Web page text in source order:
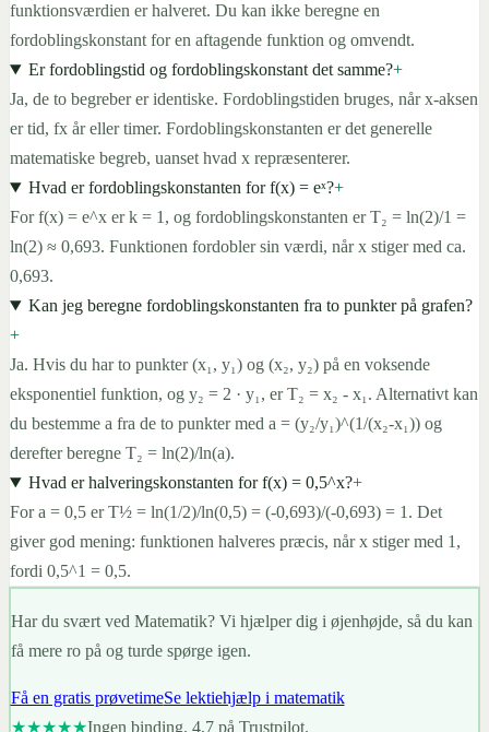
funktionsværdien er halveret. Du kan ikke beregne en
fordoblingskonstant for en aftagende funktion og omvendt.
Er fordoblingstid og fordoblingskonstant det samme?+
Ja, de to begreber er identiske. Fordoblingstiden bruges, når x-aksen
er tid, fx år eller timer. Fordoblingskonstanten er det generelle
matematiske begreb, uanset hvad x repræsenterer.
Hvad er fordoblingskonstanten for f(x) = eˣ?+
For f(x) = e^x er k = 1, og fordoblingskonstanten er T₂ = ln(2)/1 =
ln(2) ≈ 0,693. Funktionen fordobler sin værdi, når x stiger med ca.
0,693.
Kan jeg beregne fordoblingskonstanten fra to punkter på grafen?
+
Ja. Hvis du har to punkter (x₁, y₁) og (x₂, y₂) på en voksende
eksponentiel funktion, og y₂ = 2 · y₁, er T₂ = x₂ - x₁. Alternativt kan
du bestemme a fra de to punkter med a = (y₂/y₁)^(1/(x₂-x₁)) og
derefter beregne T₂ = ln(2)/ln(a).
Hvad er halveringskonstanten for f(x) = 0,5^x?+
For a = 0,5 er T½ = ln(1/2)/ln(0,5) = (-0,693)/(-0,693) = 1. Det
giver god mening: funktionen halveres præcis, når x stiger med 1,
fordi 0,5^1 = 0,5.
Har du svært ved Matematik? Vi hjælper dig i øjenhøjde, så du kan
få mere ro på og turde spørge igen.
Få en gratis prøvetimeSe lektiehjælp i matematik
★★★★★Ingen binding. 4,7 på Trustpilot.